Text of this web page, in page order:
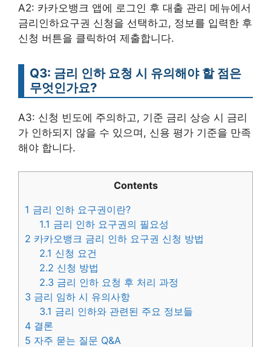
A2: 카카오뱅크 앱에 로그인 후 대출 관리 메뉴에서
금리인하요구권 신청을 선택하고, 정보를 입력한 후
신청 버튼을 클릭하여 제출합니다.
Q3: 금리 인하 요청 시 유의해야 할 점은
무엇인가요?
A3: 신청 빈도에 주의하고, 기준 금리 상승 시 금리
가 인하되지 않을 수 있으며, 신용 평가 기준을 만족
해야 합니다.
Contents
1 금리 인하 요구권이란?
1.1 금리 인하 요구권의 필요성
2 카카오뱅크 금리 인하 요구권 신청 방법
2.1 신청 요건
2.2 신청 방법
2.3 금리 인하 요청 후 처리 과정
3 금리 임하 시 유의사항
3.1 금리 인하와 관련된 주요 정보들
4 결론
5 자주 묻는 질문 Q&A